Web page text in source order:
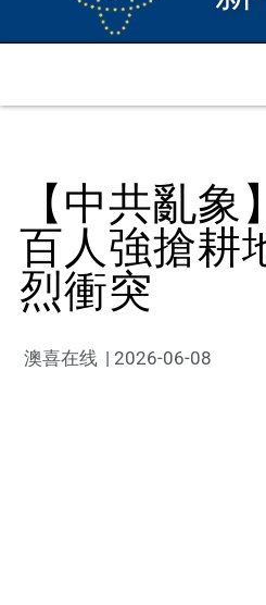
【中共亂
百人強搶耕
烈衝突
澳喜在线 | 2026-06-08